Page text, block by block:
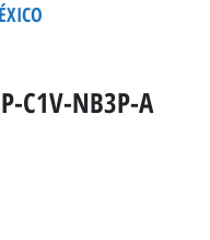
C1V-NB3P-A